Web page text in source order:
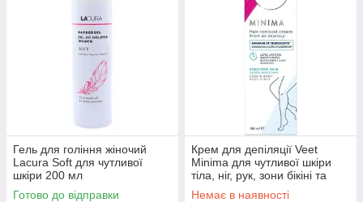
Гель для гоління жіночий
Lacura Soft для чутливої
шкіри 200 мл
Готово до відправки
Крем для депіляції Veet
Minima для чутливої шкіри
тіла, ніг, рук, зони бікіні та
області пахв 100 мл
Немає в наявності